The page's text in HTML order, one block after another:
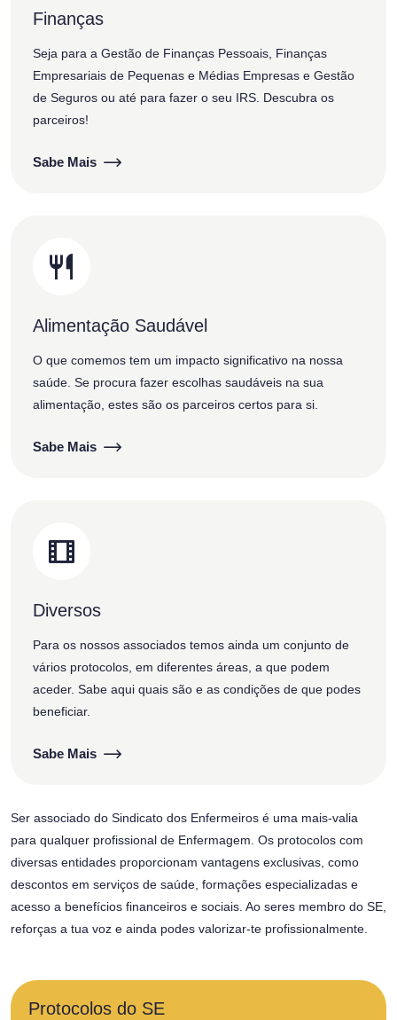
Finanças
Seja para a Gestão de Finanças Pessoais, Finanças
Empresariais de Pequenas e Médias Empresas e Gestão
de Seguros ou até para fazer o seu IRS. Descubra os
parceiros!
Sabe Mais
Alimentação Saudável
O que comemos tem um impacto significativo na nossa
saúde. Se procura fazer escolhas saudáveis na sua
alimentação, estes são os parceiros certos para si.
Sabe Mais
Diversos
Para os nossos associados temos ainda um conjunto de
vários protocolos, em diferentes áreas, a que podem
aceder. Sabe aqui quais são e as condições de que podes
beneficiar.
Sabe Mais
Ser associado do Sindicato dos Enfermeiros é uma mais-valia
para qualquer profissional de Enfermagem. Os protocolos com
diversas entidades proporcionam vantagens exclusivas, como
descontos em serviços de saúde, formações especializadas e
acesso a benefícios financeiros e sociais. Ao seres membro do SE,
reforças a tua voz e ainda podes valorizar-te profissionalmente.
Protocolos do SE